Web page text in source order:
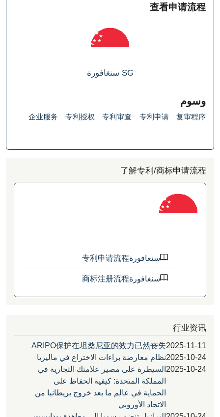
查看申
سنغافورة
专利申请
专利审查
专利授权
企业服务
了解专利/商标申
سنغافورة专利申请流程
سنغافورة商标注册流程
ARIPO保护在坦桑尼亚的效力已然丧失
نظام معارضة براءات الاختراع في ماليزيا
السيطرة على مصير علامتك التجارية في
المملكة المتحدة: كيفية الحفاظ على
الحماية في عالم ما بعد خروج بريطانيا من
الاتحاد الأوروبي